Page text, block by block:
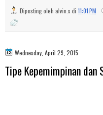
Diposting oleh alvin.s di 11:01 PM
Wednesday, April 29, 2015
Tipe Kepemimpinan